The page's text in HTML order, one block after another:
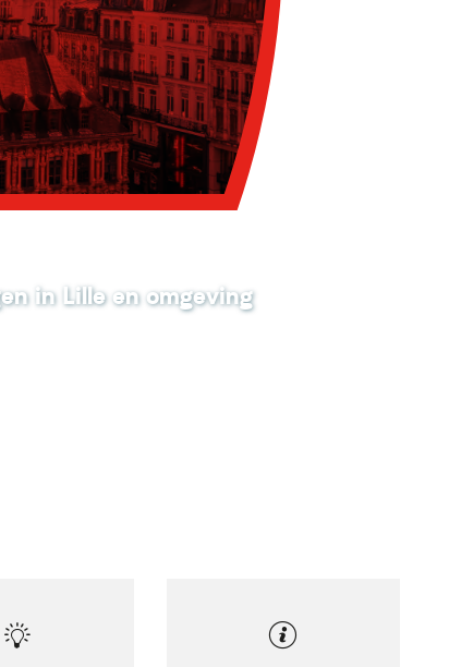
in Lille en omgeving